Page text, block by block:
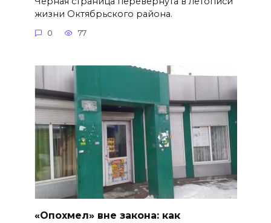
жизни Октябрьского района.
0 77
«Опохмел» вне закона: как